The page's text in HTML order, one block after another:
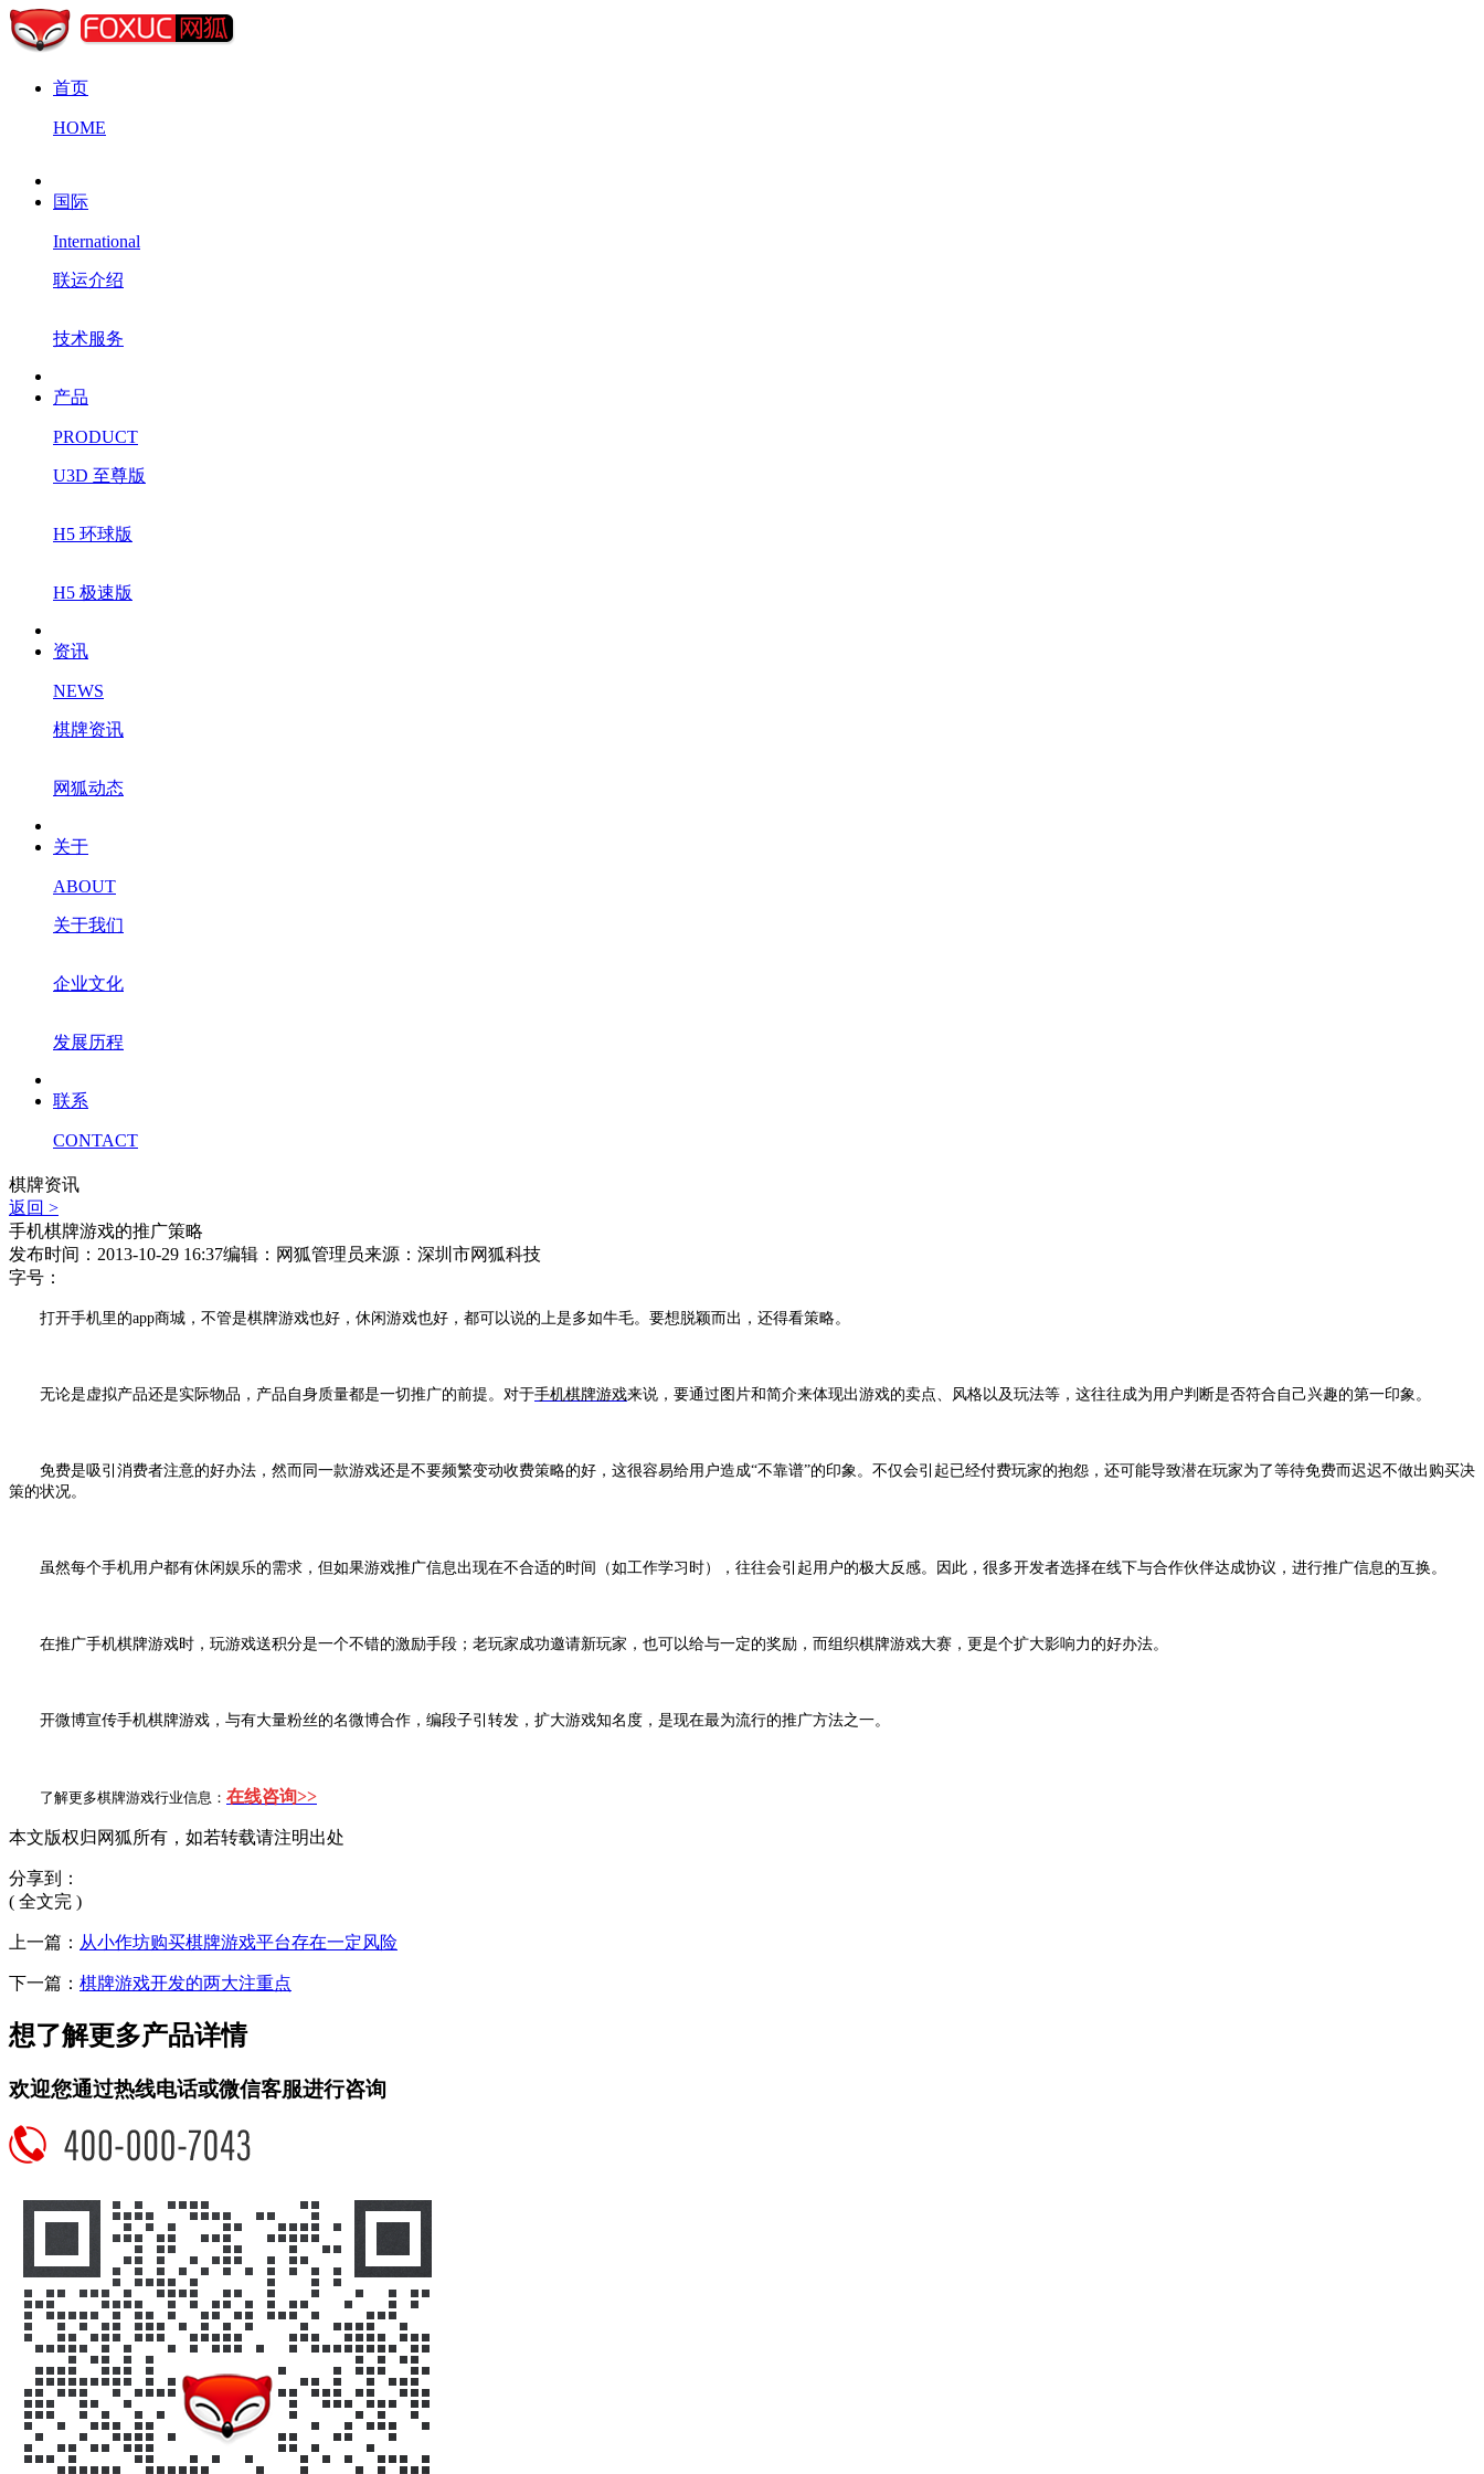
首页
HOME
国际
International
联运介绍
技术服务
产品
PRODUCT
U3D 至尊版
H5 环球版
H5 极速版
资讯
NEWS
棋牌资讯
网狐动态
关于
ABOUT
关于我们
企业文化
发展历程
联系
CONTACT
棋牌资讯
返回 >
手机棋牌游戏的推广策略
发布时间：2013-10-29 16:37编辑：网狐管理员来源：深圳市网狐科技
字号：
打开手机里的app商城，不管是棋牌游戏也好，休闲游戏也好，都可以说的上是多如牛毛。要想脱颖而出，还得看策略。
无论是虚拟产品还是实际物品，产品自身质量都是一切推广的前提。对于手机棋牌游戏来说，要通过图片和简介来体现出游戏的卖点、风格以及玩法等，这往往成为用户判断是否符合自己兴趣的第一印象。
免费是吸引消费者注意的好办法，然而同一款游戏还是不要频繁变动收费策略的好，这很容易给用户造成“不靠谱”的印象。不仅会引起已经付费玩家的抱怨，还可能导致潜在玩家为了等待免费而迟迟不做出购买决
策的状况。
虽然每个手机用户都有休闲娱乐的需求，但如果游戏推广信息出现在不合适的时间（如工作学习时），往往会引起用户的极大反感。因此，很多开发者选择在线下与合作伙伴达成协议，进行推广信息的互换。
在推广手机棋牌游戏时，玩游戏送积分是一个不错的激励手段；老玩家成功邀请新玩家，也可以给与一定的奖励，而组织棋牌游戏大赛，更是个扩大影响力的好办法。
开微博宣传手机棋牌游戏，与有大量粉丝的名微博合作，编段子引转发，扩大游戏知名度，是现在最为流行的推广方法之一。
了解更多棋牌游戏行业信息： 在线咨询>>
本文版权归网狐所有，如若转载请注明出处
分享到：
( 全文完 )
上一篇： 从小作坊购买棋牌游戏平台存在一定风险
下一篇： 棋牌游戏开发的两大注重点
想了解更多产品详情
欢迎您通过热线电话或微信客服进行咨询